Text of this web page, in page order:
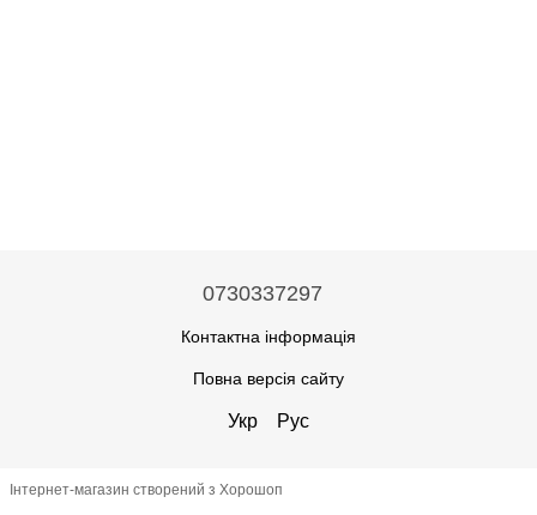
0730337297
Контактна інформація
Повна версія сайту
Укр Рус
Інтернет-магазин створений з Хорошоп